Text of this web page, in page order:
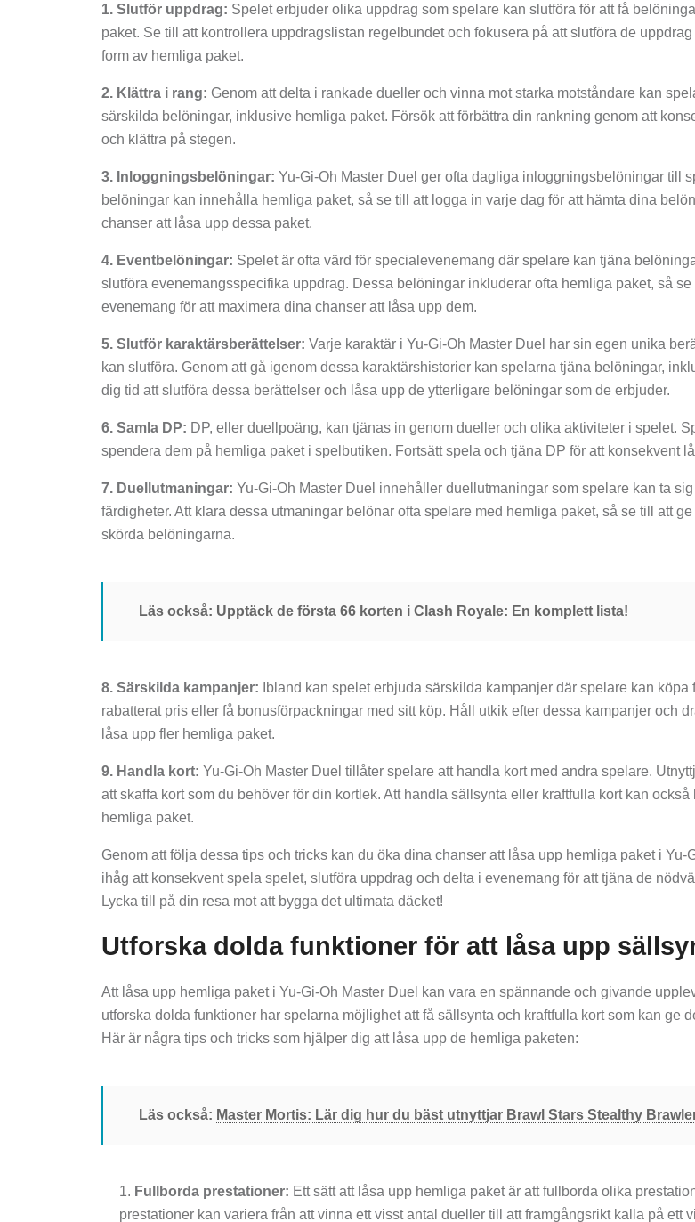
1. Slutför uppdrag: Spelet erbjuder olika uppdrag som spelare kan slutföra för att få
paket. Se till att kontrollera uppdragslistan regelbundet och fokusera på att slutföra de
form av hemliga paket.
2. Klättra i rang: Genom att delta i rankade dueller och vinna mot starka motståndare kan
särskilda belöningar, inklusive hemliga paket. Försök att förbättra din rankning genom att
och klättra på stegen.
3. Inloggningsbelöningar: Yu-Gi-Oh Master Duel ger ofta dagliga inloggningsbelöningar till
belöningar kan innehålla hemliga paket, så se till att logga in varje dag för att hämta dina
chanser att låsa upp dessa paket.
4. Eventbelöningar: Spelet är ofta värd för specialevenemang där spelare kan tjäna
slutföra evenemangsspecifika uppdrag. Dessa belöningar inkluderar ofta hemliga paket, så
evenemang för att maximera dina chanser att låsa upp dem.
5. Slutför karaktärsberättelser: Varje karaktär i Yu-Gi-Oh Master Duel har sin egen unika
kan slutföra. Genom att gå igenom dessa karaktärshistorier kan spelarna tjäna belöningar,
dig tid att slutföra dessa berättelser och låsa upp de ytterligare belöningar som de erbjuder.
6. Samla DP: DP, eller duellpoäng, kan tjänas in genom dueller och olika aktiviteter i spelet.
spendera dem på hemliga paket i spelbutiken. Fortsätt spela och tjäna DP för att konsekvent
7. Duellutmaningar: Yu-Gi-Oh Master Duel innehåller duellutmaningar som spelare kan ta
färdigheter. Att klara dessa utmaningar belönar ofta spelare med hemliga paket, så se till att
skörda belöningarna.
Läs också: Upptäck de första 66 korten i Clash Royale: En komplett lista!
8. Särskilda kampanjer: Ibland kan spelet erbjuda särskilda kampanjer där spelare kan köpa
rabatterat pris eller få bonusförpackningar med sitt köp. Håll utkik efter dessa kampanjer och
låsa upp fler hemliga paket.
9. Handla kort: Yu-Gi-Oh Master Duel tillåter spelare att handla kort med andra spelare.
att skaffa kort som du behöver för din kortlek. Att handla sällsynta eller kraftfulla kort kan
hemliga paket.
Genom att följa dessa tips och tricks kan du öka dina chanser att låsa upp hemliga paket i Yu-
ihåg att konsekvent spela spelet, slutföra uppdrag och delta i evenemang för att tjäna de
Lycka till på din resa mot att bygga det ultimata däcket!
Utforska dolda funktioner för att låsa upp
Att låsa upp hemliga paket i Yu-Gi-Oh Master Duel kan vara en spännande och givande
utforska dolda funktioner har spelarna möjlighet att få sällsynta och kraftfulla kort som kan ge
Här är några tips och tricks som hjälper dig att låsa upp de hemliga paketen:
Läs också: Master Mortis: Lär dig hur du bäst utnyttjar Brawl Stars Stealthy
Fullborda prestationer: Ett sätt att låsa upp hemliga paket är att fullborda olika
prestationer kan variera från att vinna ett visst antal dueller till att framgångsrikt kalla på ett